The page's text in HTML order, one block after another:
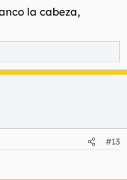
la cabeza,
#13